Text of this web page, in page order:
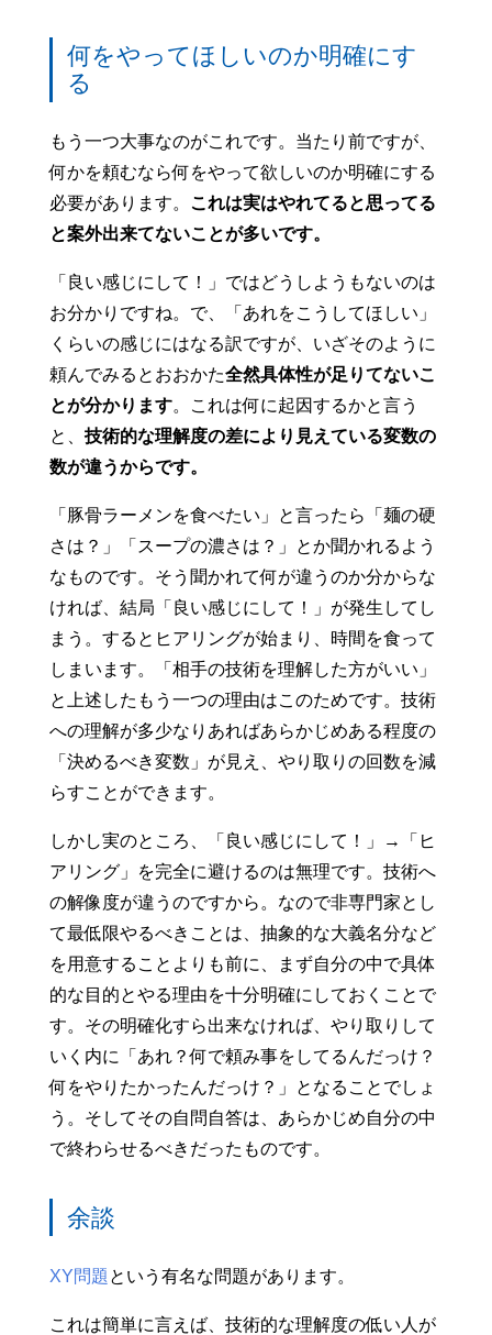
何をやってほしいのか明確にす
る
もう一つ大事なのがこれです。当たり前ですが、
何かを頼むなら何をやって欲しいのか明確にする
必要があります。 これは実はやれてると思ってる
と案外出来てないことが多いです。
「良い感じにして！」ではどうしようもないのは
お分かりですね。で、「あれをこうしてほしい」
くらいの感じにはなる訳ですが、いざそのように
頼んでみるとおおかた全然具体性が足りてないこ
とが分かります。これは何に起因するかと言う
と、 技術的な理解度の差により見えている変数の
数が違うからです。
「豚骨ラーメンを食べたい」と言ったら「麺の硬
さは？」「スープの濃さは？」とか聞かれるよう
なものです。そう聞かれて何が違うのか分からな
ければ、結局「良い感じにして！」が発生してし
まう。するとヒアリングが始まり、時間を食って
しまいます。「相手の技術を理解した方がいい」
と上述したもう一つの理由はこのためです。技術
への理解が多少なりあればあらかじめある程度の
「決めるべき変数」が見え、やり取りの回数を減
らすことができます。
しかし実のところ、「良い感じにして！」→「ヒ
アリング」を完全に避けるのは無理です。技術へ
の解像度が違うのですから。なので非専門家とし
て最低限やるべきことは、抽象的な大義名分など
を用意することよりも前に、まず自分の中で具体
的な目的とやる理由を十分明確にしておくことで
す。その明確化すら出来なければ、やり取りして
いく内に「あれ？何で頼み事をしてるんだっけ？
何をやりたかったんだっけ？」となることでしょ
う。そしてその自問自答は、あらかじめ自分の中
で終わらせるべきだったものです。
余談
XY問題 という有名な問題があります。
これは簡単に言えば、技術的な理解度の低い人が